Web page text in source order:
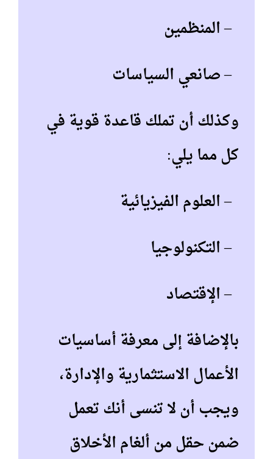
– المنظمين
– صانعي السياسات
وكذلك أن تملك قاعدة قوية في
كل مما يلي:
– العلوم الفيزيائية
– التكنولوجيا
– الإقتصاد
بالإضافة إلى معرفة أساسيات
الأعمال الاستثمارية والإدارة،
ويجب أن لا تنسى أنك تعمل
ضمن حقل من ألغام الأخلاق